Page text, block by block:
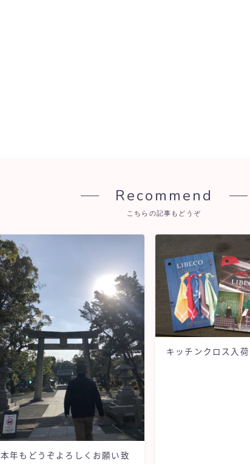
Recommend
こちらの記事もどうぞ
本年もどうぞよろしくお願い致
キッチンクロス入荷